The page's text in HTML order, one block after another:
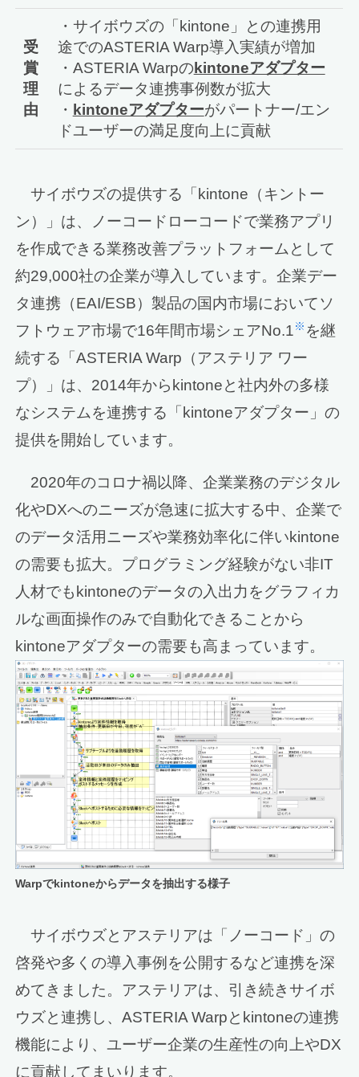
受
賞
理
由
・サイボウズの「kintone」との連携用
途でのASTERIA Warp導入実績が増加
・ASTERIA Warpの kintoneアダプター
によるデータ連携事例数が拡大
・ kintoneアダプターがパートナー/エン
ドユーザーの満足度向上に貢献
サイボウズの提供する「kintone（キントー
ン）」は、ノーコードローコードで業務アプリ
を作成できる業務改善プラットフォームとして
約29,000社の企業が導入しています。企業デー
タ連携（EAI/ESB）製品の国内市場においてソ
フトウェア市場で16年間市場シェアNo.1※ を継
続する「ASTERIA Warp（アステリア ワー
プ）」は、2014年からkintoneと社内外の多様
なシステムを連携する「kintoneアダプター」の
提供を開始しています。
2020年のコロナ禍以降、企業業務のデジタル
化やDXへのニーズが急速に拡大する中、企業で
のデータ活用ニーズや業務効率化に伴いkintone
の需要も拡大。プログラミング経験がない非IT
人材でもkintoneのデータの入出力をグラフィカ
ルな画面操作のみで自動化できることから
kintoneアダプターの需要も高まっています。
Warpでkintoneからデータを抽出する様子
サイボウズとアステリアは「ノーコード」の
啓発や多くの導入事例を公開するなど連携を深
めてきました。アステリアは、引き続きサイボ
ウズと連携し、ASTERIA Warpとkintoneの連携
機能により、ユーザー企業の生産性の向上やDX
に貢献してまいります。